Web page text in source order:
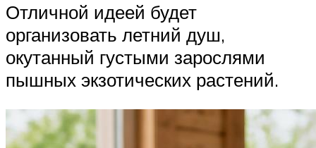
Отличной идеей будет
организовать летний душ,
окутанный густыми зарослями
пышных экзотических растений.